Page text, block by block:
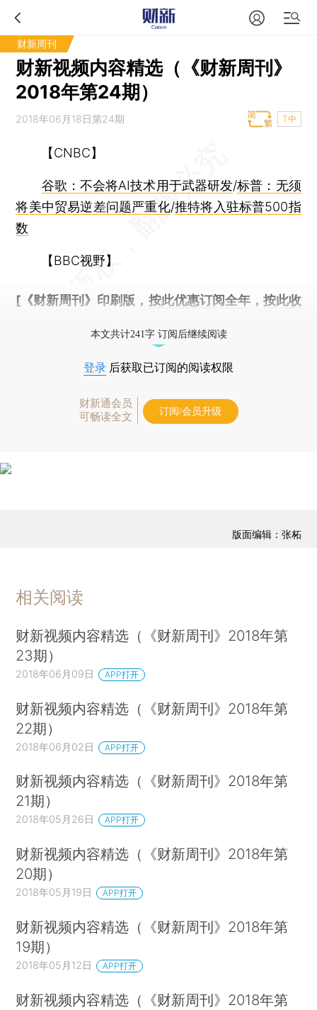
财新周刊
财新视频内容精选（《财新周刊》
2018年第24期）
2018年06月18日第24期 T中
【CNBC】
谷歌：不会将AI技术用于武器研发/标普：无须
将美中贸易逆差问题严重化/推特将入驻标普500指
数
【BBC视野】
[《财新周刊》印刷版， 按此优惠订阅全年， 按此收
本文共计241字 订阅后继续阅读
登录 后获取已订阅的阅读权限
财新通会员
可畅读全文
订阅/会员升级
版面编辑：张柘
相关阅读
财新视频内容精选（《财新周刊》2018年第
23期）
2018年06月09日 APP打开
财新视频内容精选（《财新周刊》2018年第
22期）
2018年06月02日 APP打开
财新视频内容精选（《财新周刊》2018年第
21期）
2018年05月26日 APP打开
财新视频内容精选（《财新周刊》2018年第
20期）
2018年05月19日 APP打开
财新视频内容精选（《财新周刊》2018年第
19期）
2018年05月12日 APP打开
财新视频内容精选（《财新周刊》2018年第